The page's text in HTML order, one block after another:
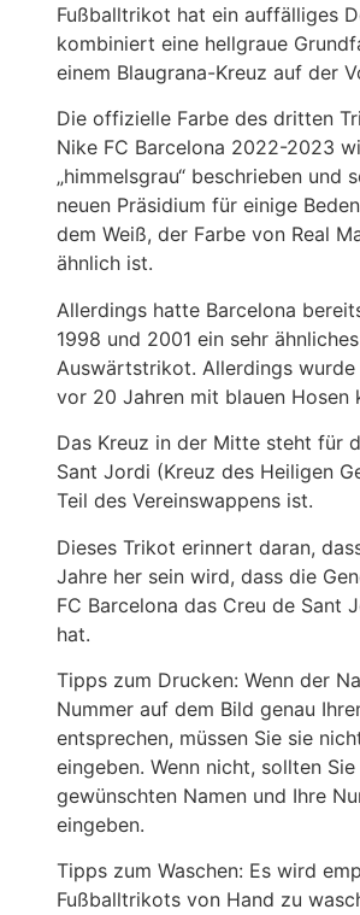
Fußballtrikot hat ein auffälliges
kombiniert eine hellgraue
einem Blaugrana-Kreuz auf der
Die offizielle Farbe des dritten
Nike FC Barcelona 2022-2023
„himmelsgrau“ beschrieben und
neuen Präsidium für einige
dem Weiß, der Farbe von Real
ähnlich ist.
Allerdings hatte Barcelona
1998 und 2001 ein sehr
Auswärtstrikot. Allerdings
vor 20 Jahren mit blauen Hosen
Das Kreuz in der Mitte steht für
Sant Jordi (Kreuz des Heiligen
Teil des Vereinswappens ist.
Dieses Trikot erinnert daran,
Jahre her sein wird, dass die
FC Barcelona das Creu de Sant
hat.
Tipps zum Drucken: Wenn der
Nummer auf dem Bild genau
entsprechen, müssen Sie sie
eingeben. Wenn nicht, sollten Sie
gewünschten Namen und Ihre
eingeben.
Tipps zum Waschen: Es wird
Fußballtrikots von Hand zu